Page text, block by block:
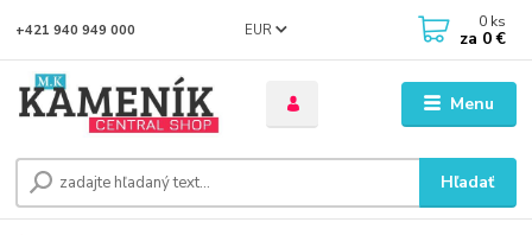
Menu
EUR
Hľadať
+421 940 949 000 0 ks
za 0 €